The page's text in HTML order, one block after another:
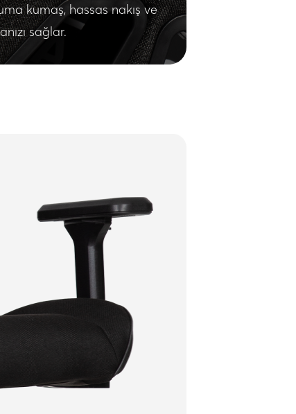
kumaş, hassas nakış ve
sağlar.